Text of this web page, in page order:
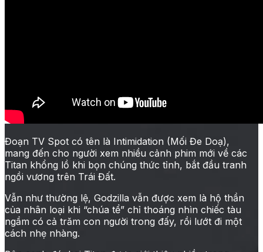
Đoạn TV Spot có tên là Intimidation (Mối Đe Doạ),
mang đến cho người xem nhiều cảnh phim mới về các
Titan khổng lồ khi bọn chúng thức tỉnh, bắt đầu tranh
ngồi vương trên Trái Đất.
Vẫn như thường lệ, Godzilla vẫn được xem là hộ thần
của nhân loại khi “chúa tể” chỉ thoáng nhìn chiếc tàu
ngầm có cả trăm con người trong đấy, rồi lướt đi một
cách nhẹ nhàng.